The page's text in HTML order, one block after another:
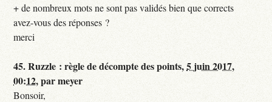
+ de nombreux mots ne sont pas validés bien que corrects
avez-vous des réponses ?
merci
45.Ruzzle : règle de décompte des points,5 juin 2017,
00:12,parmeyer
Bonsoir,